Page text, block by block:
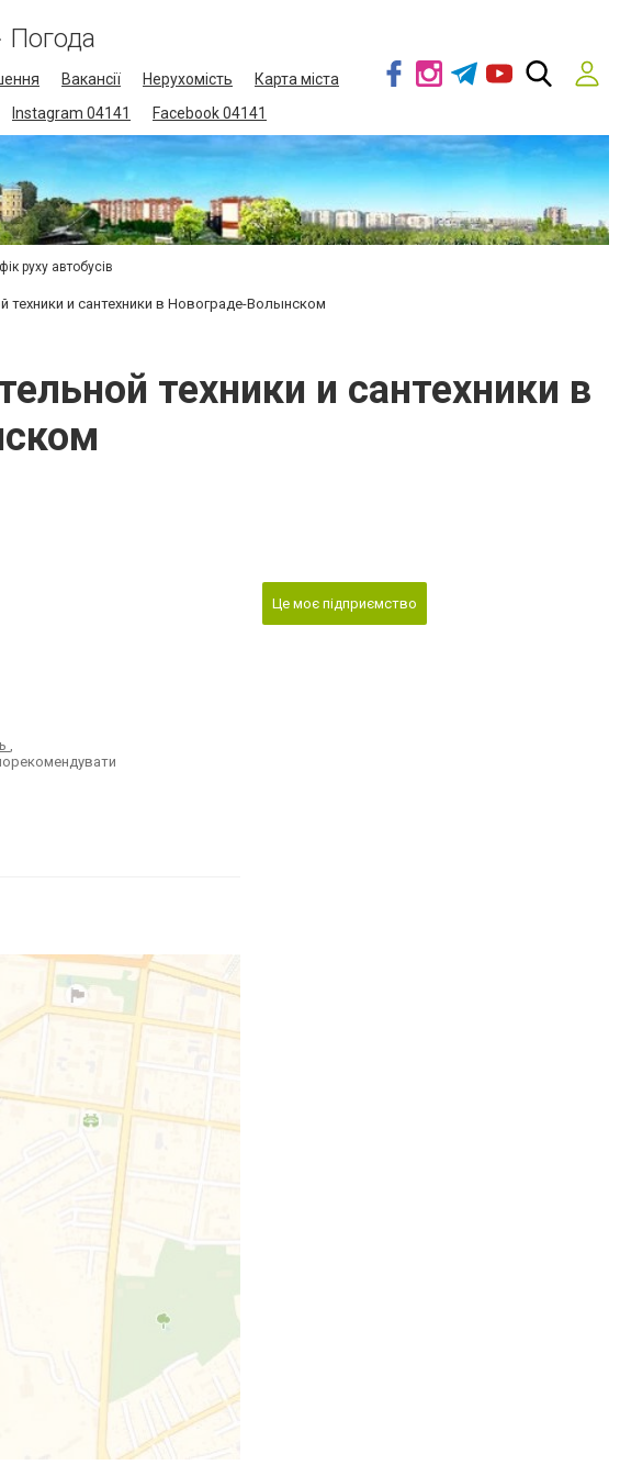
Погода
Вакансії Нерухомість
Карта міста
Instagram 04141 Facebook 04141
руху автобусів
техники и сантехники в Новограде-Волынском
техники и сантехники в
,
Це моє підприємство